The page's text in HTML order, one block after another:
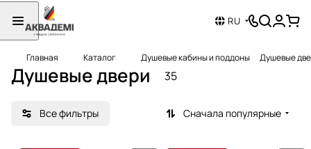
RU
Главная Каталог Душевые кабины и поддоны Душевые
Душевые двери 35
Все фильтры Сначала популярные